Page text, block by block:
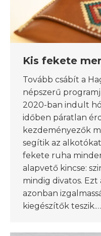
Kis fekete
Tovább csábít a
népszerű
2020-ban indult
időben páratlan
kezdeményezők
segítik az
fekete ruha
alapvető kincse:
mindig divatos.
azonban
kiegészítők teszik.…